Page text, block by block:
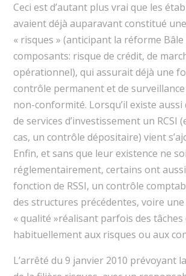
Ceci est d’autant plus vrai que les
avaient déjà auparavant constitué
« risques » (anticipant la réforme
composants: risque de crédit, de
opérationnel), qui assurait déjà une
contrôle permanent et de
non-conformité. Lorsqu’il existe
de services d’investissement un RCSI
cas, un contrôle dépositaire) vient
Enfin, et sans que leur existence ne
réglementairement, certains ont
fonction de RSSI, un contrôle
des structures précédentes, voire
« qualité »réalisant parfois des tâches
habituellement aux risques ou aux
L’arrêté du 9 janvier 2010 prévoyant